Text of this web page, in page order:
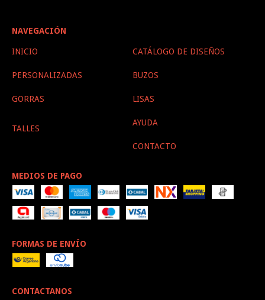
NAVEGACIÓN
INICIO CATÁLOGO DE DISEÑOS
PERSONALIZADAS BUZOS
GORRAS LISAS
TALLES
AYUDA
CONTACTO
MEDIOS DE PAGO
FORMAS DE ENVÍO
CONTACTANOS